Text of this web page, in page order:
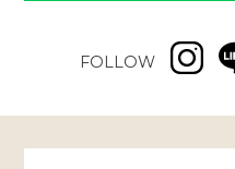
FOLLOW